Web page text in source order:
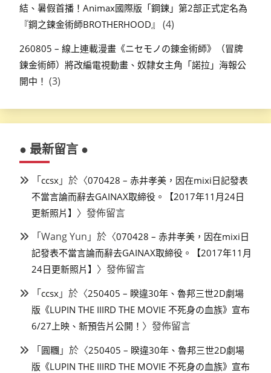
結、暑假首播！Animax國際版「鋼鍊」第2部正式定名為
『鋼之鍊金術師BROTHERHOOD』
(4)
260805 – 線上連載漫畫《ニセモノの錬金術師》（冒牌
鍊金術師）將改編電視動畫、奴隸女主角「諾拉」海報公
開中！ (3)
● 最新留言 ●
「ccsx 」於〈070428 – 赤井孝美，因在mixi日記發表
不當言論而辭去GAINAX取締役。【2017年11月24日
更新照片】 〉發佈留言
「Wang Yun 」於〈070428 – 赤井孝美，因在mixi日
記發表不當言論而辭去GAINAX取締役。【2017年11月
24日更新照片】 〉發佈留言
「ccsx 」於〈250405 – 睽違30年、魯邦三世2D劇場
版《LUPIN THE IIIRD THE MOVIE 不死身の血族》宣布
6/27上映、新預告片公開！ 〉發佈留言
「圓糰 」於〈250405 – 睽違30年、魯邦三世2D劇場
版《LUPIN THE IIIRD THE MOVIE 不死身の血族》宣布